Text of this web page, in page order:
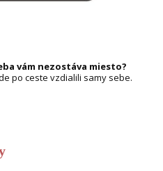
vám nezostáva miesto?
po ceste vzdialili samy sebe.